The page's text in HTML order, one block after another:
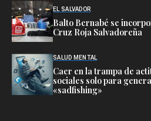
EL SALVADOR
Balto Bernabé se
Cruz Roja Salvadoreña
SALUD MENTAL
Caer en la trampa de
sociales solo para
«sadfishing»